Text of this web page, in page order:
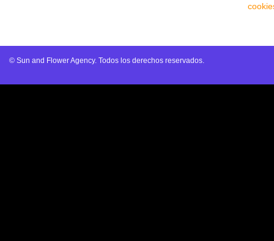
© Sun and Flower Agency. Todos los derechos reservados.